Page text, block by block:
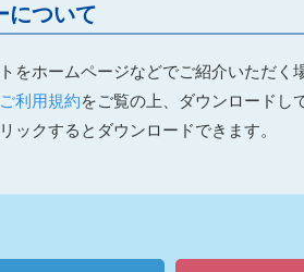
について
をホームページなどでご紹介いただく
ご利用規約をご覧の上、ダウンロードし
ックするとダウンロードできます。